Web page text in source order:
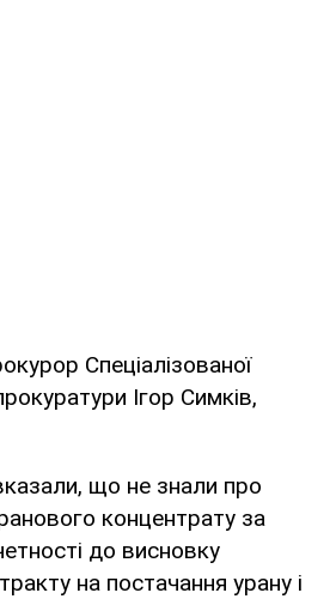
Спеціалізованої
Ігор Симків,
що не знали про
концентрату за
до висновку
на постачання урану і